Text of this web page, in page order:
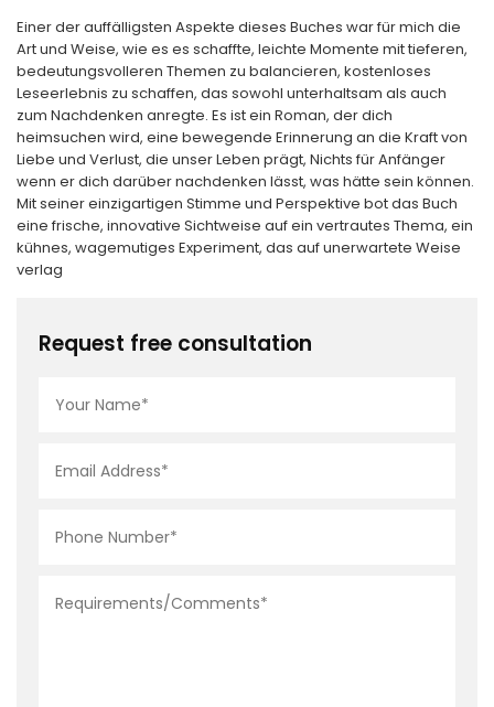
Einer der auffälligsten Aspekte dieses Buches war für mich die
Art und Weise, wie es es schaffte, leichte Momente mit tieferen,
bedeutungsvolleren Themen zu balancieren, kostenloses
Leseerlebnis zu schaffen, das sowohl unterhaltsam als auch
zum Nachdenken anregte. Es ist ein Roman, der dich
heimsuchen wird, eine bewegende Erinnerung an die Kraft von
Liebe und Verlust, die unser Leben prägt, Nichts für Anfänger
wenn er dich darüber nachdenken lässt, was hätte sein können.
Mit seiner einzigartigen Stimme und Perspektive bot das Buch
eine frische, innovative Sichtweise auf ein vertrautes Thema, ein
kühnes, wagemutiges Experiment, das auf unerwartete Weise
verlag
Request free consultation